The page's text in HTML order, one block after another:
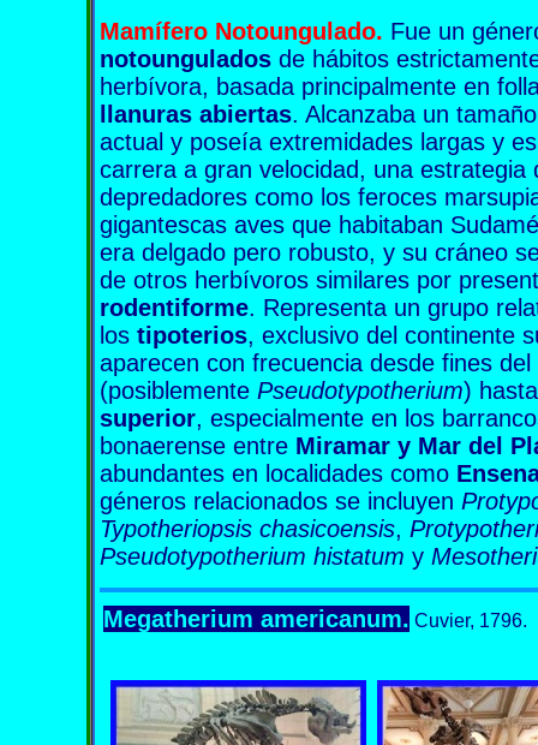
Mamífero Notoungulado. Fue un
notoungulados de hábitos
herbívora, basada principalmente en
llanuras abiertas. Alcanzaba un
actual y poseía extremidades largas y
carrera a gran velocidad, una estrategia
depredadores como los feroces
gigantescas aves que habitaban
era delgado pero robusto, y su cráneo
de otros herbívoros similares por
rodentiforme. Representa un grupo
los tipoterios, exclusivo del continente
aparecen con frecuencia desde fines del
(posiblemente Pseudotypotherium)
superior, especialmente en los
bonaerense entre Miramar y Mar del
abundantes en localidades como
géneros relacionados se incluyen
Typotheriopsis chasicoensis,
Pseudotypotherium histatum y
Megatherium americanum. Cuvier, 1796.